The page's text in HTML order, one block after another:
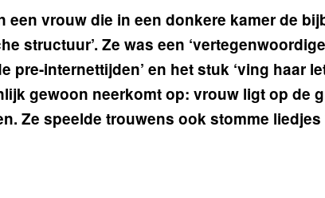
een vrouw die in een donkere kamer de
structuur’. Ze was een
pre-internettijden’ en het stuk ‘ving haar
gewoon neerkomt op: vrouw ligt op de
Ze speelde trouwens ook stomme